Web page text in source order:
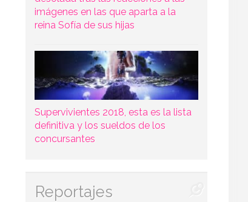
imágenes en las que aparta a la
reina Sofía de sus hijas
Supervivientes 2018, esta es la lista
definitiva y los sueldos de los
concursantes
Reportajes